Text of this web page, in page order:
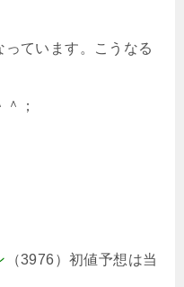
っています。こうなる
；
（3976）初値予想は当